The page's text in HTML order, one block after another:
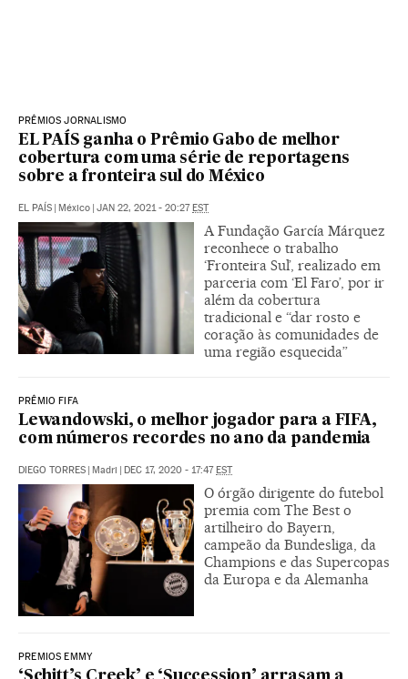
PRÊMIOS JORNALISMO
EL PAÍS ganha o Prêmio Gabo de melhor
cobertura com uma série de reportagens
sobre a fronteira sul do México
EL PAÍS | México | JAN 22, 2021 - 20:27EST
A Fundação García Márquez
reconhece o trabalho
‘Fronteira Sul’, realizado em
parceria com ‘El Faro’, por ir
além da cobertura
tradicional e “dar rosto e
coração às comunidades de
uma região esquecida”
PRÊMIO FIFA
Lewandowski, o melhor jogador para a FIFA,
com números recordes no ano da pandemia
DIEGO TORRES | Madri | DEC 17, 2020 - 17:47EST
O órgão dirigente do futebol
premia com The Best o
artilheiro do Bayern,
campeão da Bundesliga, da
Champions e das Supercopas
da Europa e da Alemanha
PREMIOS EMMY